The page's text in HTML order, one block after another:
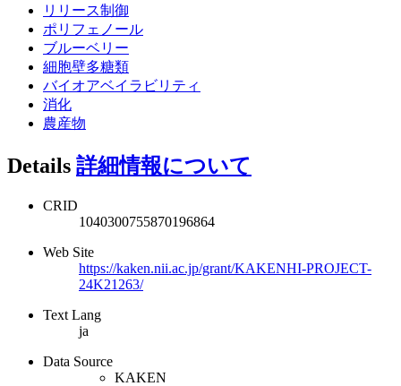
リリース制御
ポリフェノール
ブルーベリー
細胞壁多糖類
バイオアベイラビリティ
消化
農産物
Details 詳細情報について
CRID
1040300755870196864
Web Site
https://kaken.nii.ac.jp/grant/KAKENHI-PROJECT-
24K21263/
Text Lang
ja
Data Source
KAKEN